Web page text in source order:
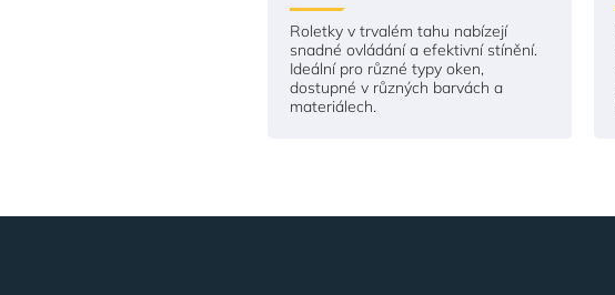
Roletky v trvalém tahu nabízejí
snadné ovládání a efektivní stínění.
Ideální pro různé typy oken,
dostupné v různých barvách a
materiálech.